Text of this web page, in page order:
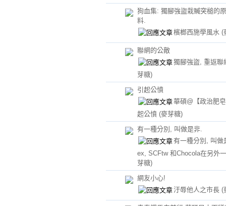
狗血集: 獨腳強盜栽贓突槌的
料.
檳榔西施學風水 (
聯網的公敵
獨腳強盜, 重返
芽糖)
引起公憤
華碩@【政治肥
起公憤 (麥芽糖)
有一種分別, 叫做是非.
有一種分別, 叫做
ex, SCFtw 和Chocola在另外
芽糖)
網友小心!
汙辱他人之市長 (